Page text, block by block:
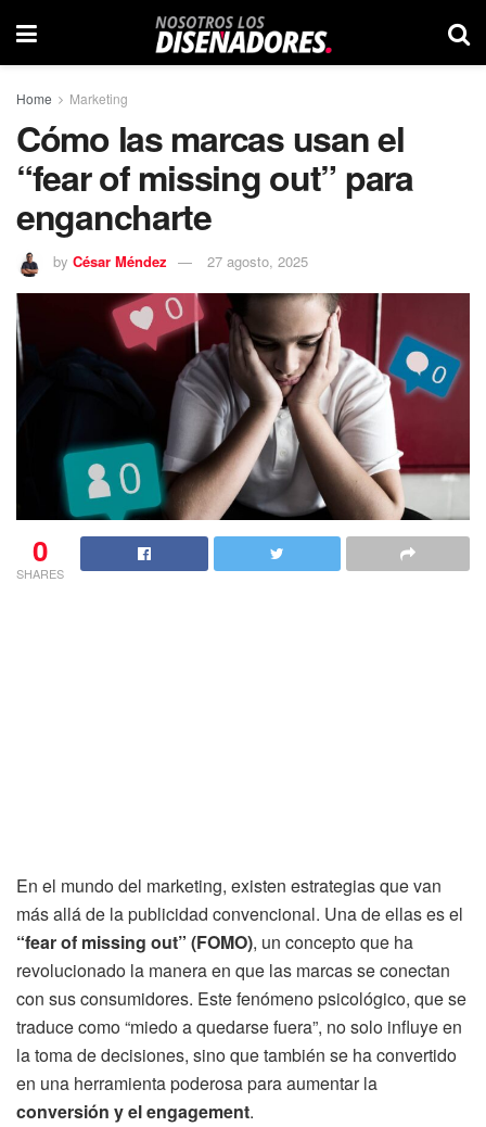
Home Marketing
Cómo las marcas usan el
“fear of missing out” para
engancharte
by César Méndez 27 agosto, 2025
0
SHARES
En el mundo del marketing, existen estrategias que van
más allá de la publicidad convencional. Una de ellas es el
“fear of missing out” (FOMO), un concepto que ha
revolucionado la manera en que las marcas se conectan
con sus consumidores. Este fenómeno psicológico, que se
traduce como “miedo a quedarse fuera”, no solo influye en
la toma de decisiones, sino que también se ha convertido
en una herramienta poderosa para aumentar la
conversión y el engagement.